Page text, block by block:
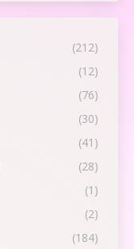
(212)
(12)
(76)
(30)
(41)
(28)
(1)
(2)
(184)